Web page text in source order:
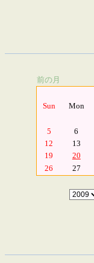
前の月
Sun Mon
5
6
12
13
19
20
26
27